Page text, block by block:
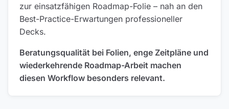
zur einsatzfähigen Roadmap-Folie – nah an den
Best-Practice-Erwartungen professioneller
Decks.
Beratungsqualität bei Folien, enge Zeitpläne und
wiederkehrende Roadmap-Arbeit machen
diesen Workflow besonders relevant.